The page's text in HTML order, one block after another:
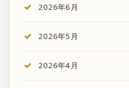
2026年6月
2026年5月
2026年4月